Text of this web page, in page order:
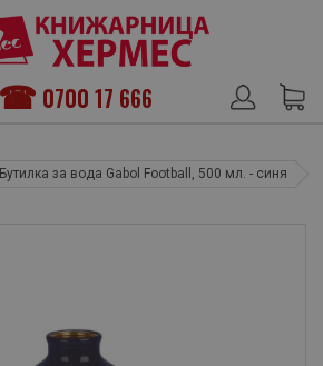
0700 17 666
Бутилка за вода Gabol Football, 500 мл. - синя